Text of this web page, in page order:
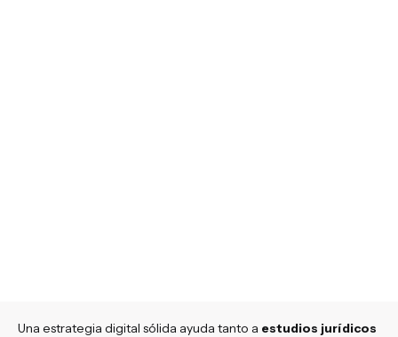
Una estrategia digital sólida ayuda tanto a estudios jurídicos